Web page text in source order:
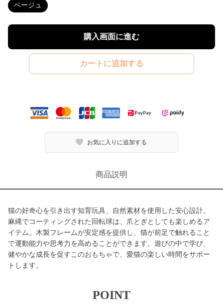
ベージュ
購入画面に進む
カートに追加する
お気に入りに追加する
商品説明
猫の好奇心を引き出す知育玩具、自然素材を使用した安心設計。
麻縄でコーティングされた回転球は、爪とぎとしても楽しめるア
イテム。木製フレームが安定感を提供し、猫が前足で触れること
で運動能力や思考力を高めることができます。遊びの中で学び、
健やかな成長を促すこのおもちゃで、愛猫の楽しい時間をサポー
トします。
POINT